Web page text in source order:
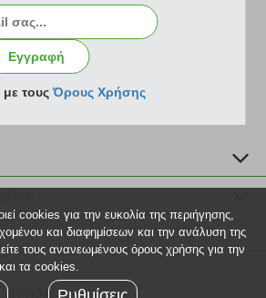
στο newsletter
Εγγραφή
τουςΌρους Χρήσης
cookies για την ευκολία της περιήγησης,
και διαφημίσεων και την ανάλυση της
τους ανανεωμένους όρους χρήσης για την
τα cookies.